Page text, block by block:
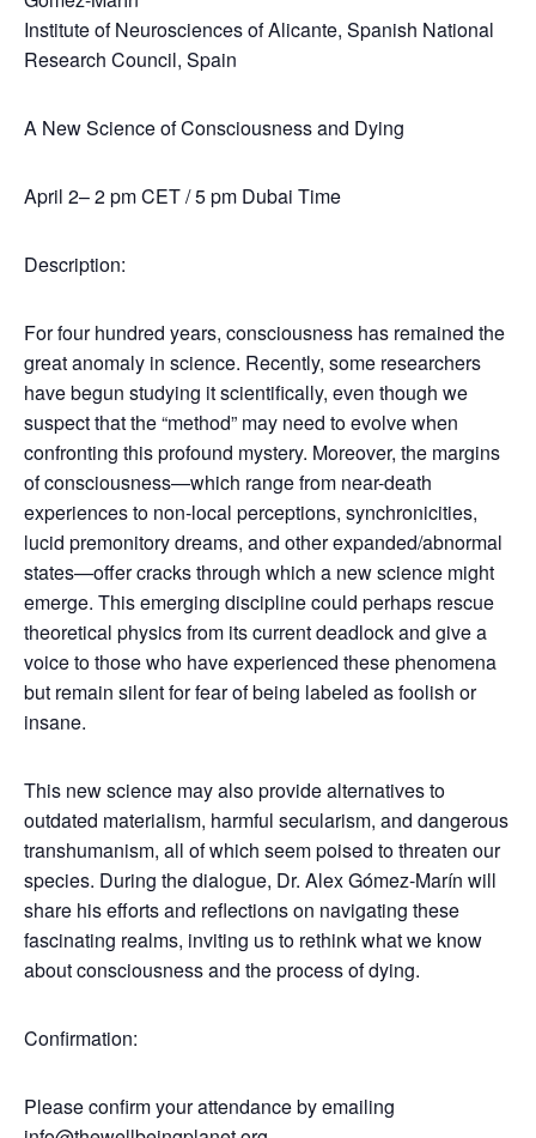
Institute of Neurosciences of Alicante, Spanish National
Research Council, Spain
A New Science of Consciousness and Dying
April 2–2 pm CET/5 pm Dubai Time
Description:
For four hundred years, consciousness has remained the
great anomaly in science. Recently, some researchers
have begun studying it scientifically, even though we
suspect that the “method” may need to evolve when
confronting this profound mystery. Moreover, the margins
of consciousness—which range from near-death
experiences to non-local perceptions, synchronicities,
lucid premonitory dreams, and other expanded/abnormal
states—offer cracks through which a new science might
emerge. This emerging discipline could perhaps rescue
theoretical physics from its current deadlock and give a
voice to those who have experienced these phenomena
but remain silent for fear of being labeled as foolish or
insane.
This new science may also provide alternatives to
outdated materialism, harmful secularism, and dangerous
transhumanism, all of which seem poised to threaten our
species. During the dialogue, Dr. Alex Gómez-Marín will
share his efforts and reflections on navigating these
fascinating realms, inviting us to rethink what we know
about consciousness and the process of dying.
Confirmation:
Please confirm your attendance by emailing